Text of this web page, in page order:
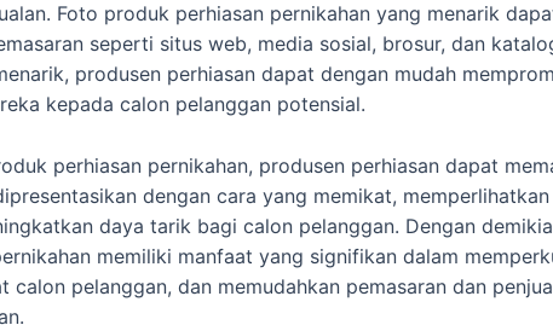
Foto produk perhiasan pernikahan yang menarik
seperti situs web, media sosial, brosur, dan
produsen perhiasan dapat dengan mudah
kepada calon pelanggan potensial.
perhiasan pernikahan, produsen perhiasan dapat
dengan cara yang memikat,
daya tarik bagi calon pelanggan. Dengan
memiliki manfaat yang signifikan dalam
calon pelanggan, dan memudahkan pemasaran dan